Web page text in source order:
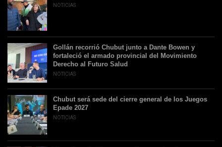
NOTICIAS
Gollán recorrió Chubut junto a Dante Bowen y
fortaleció el armado provincial del Movimiento
Derecho al Futuro Salud
NOTICIAS
Chubut será sede del cierre general de los Juegos
Epade 2027
NOTICIAS